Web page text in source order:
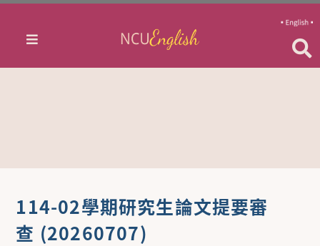
114-02學期研究生論文提要審
查 (20260707)